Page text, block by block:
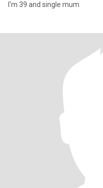
I'm 39 and single mum